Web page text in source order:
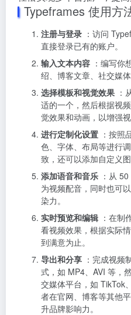
Typeframes 使用方
注册与登录 ：访问
直接登录已有的账户。
输入文本内容 ：编写你
绍、博客文章、社交媒
选择模板和视觉效果 ：
适的一个，然后根据视
觉效果和动画，以增强视
进行定制化设置 ：按照
色、字体、布局等进行
致，还可以添加自定义图
添加语音和音乐 ：从
为视频配音，同时也可
染力。
实时预览和编辑 ：在制
看视频效果，根据实际
到满意为止。
导出和分享 ：完成视频
式，如 MP4、AVI 等，
交媒体平台，如 TikTok
者在官网、博客等其他
升品牌影响力。